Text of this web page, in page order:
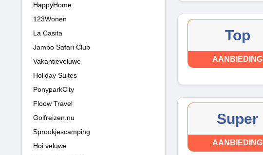
HappyHome
123Wonen
La Casita
Jambo Safari Club
Vakantieveluwe
Holiday Suites
PonyparkCity
Floow Travel
Golfreizen.nu
Sprookjescamping
Hoi veluwe
Top
AANBIEDING
Super
AANBIEDING